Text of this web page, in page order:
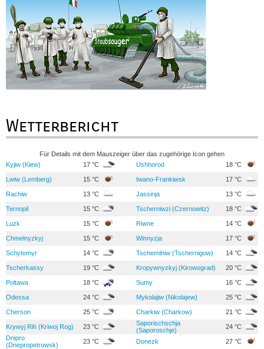
Wetterbericht
Für Details mit dem Mauszeiger über das zugehörige Icon gehen
Kyjiw (Kiew)
17 °C Ushhorod 18 °C
Lwiw (Lemberg) 15 °C Iwano-Frankiwsk 17 °C
Rachiw 13 °C Jassinja 13 °C
Ternopil 15 °C Tscherniwzi (Czernowitz) 18 °C
Luzk 15 °C Riwne 14 °C
Chmelnyzkyj 15 °C Winnyzja 17 °C
Schytomyr 14 °C Tschernihiw (Tschernigow) 14 °C
Tscherkassy 19 °C Kropywnyzkyj (Kirowograd) 20 °C
Poltawa 18 °C Sumy 16 °C
Odessa 24 °C Mykolajiw (Nikolajew) 25 °C
Cherson 25 °C Charkiw (Charkow) 21 °C
Krywyj Rih (Kriwoj Rog) 23 °C
Saporischschja
(Saporoschje)
24 °C
Dnipro
(Dnepropetrowsk)
23 °C Donezk 27 °C